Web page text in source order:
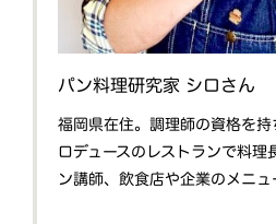
パン料理研究家 シロさん
福岡県在住。調理師の資格を
ロデュースのレストランで料理
ン講師、飲食店や企業のメニュ